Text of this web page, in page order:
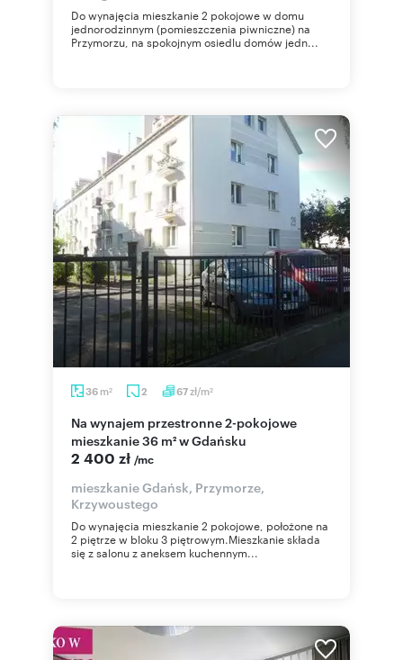
Do wynajęcia mieszkanie 2 pokojowe w domu
jednorodzinnym (pomieszczenia piwniczne) na
Przymorzu, na spokojnym osiedlu domów jedn...
36 m2 2 67zł/m2
Na wynajem przestronne 2-pokojowe
mieszkanie 36 m² w Gdańsku
2 400 zł /mc
mieszkanie Gdańsk, Przymorze,
Krzywoustego
Do wynajęcia mieszkanie 2 pokojowe, położone na
2 piętrze w bloku 3 piętrowym.Mieszkanie składa
się z salonu z aneksem kuchennym...